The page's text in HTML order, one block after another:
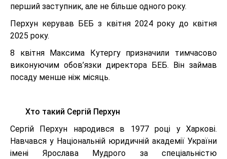
перший заступник, але не більше одного року.
Перхун керував БЕБ з квітня 2024 року до квітня
2025 року.
8 квітня Максима Кутергу призначили тимчасово
виконуючим обов’язки директора БЕБ. Він займав
посаду менше ніж місяць.
Хто такий Сергій Перхун
Сергій Перхун народився в 1977 році у Харкові.
Навчався у Національній юридичній академії України
імені Ярослава Мудрого за спеціальністю